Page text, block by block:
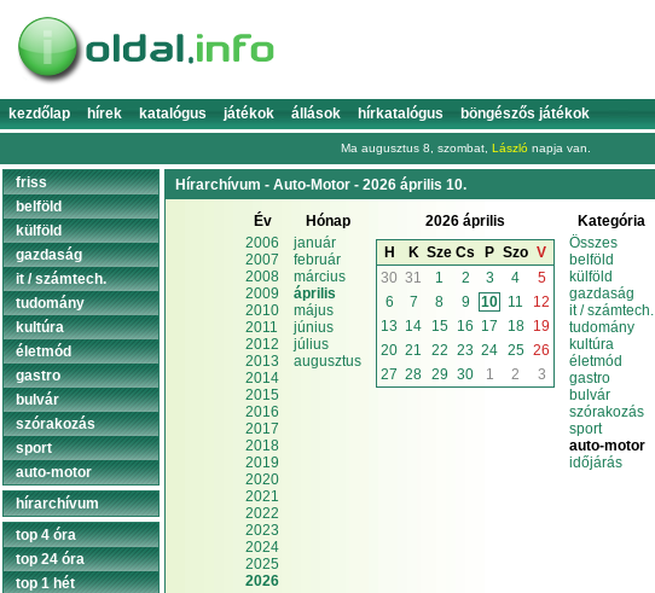
kezdőlap hírek katalógus játékok állások hírkatalógus böngészős játékok
Ma augusztus 8, szombat, László napja van.
Hírarchívum - Auto-Motor - 2026 április 10.
Év
2006
2007
2008
2009
2010
2011
2012
2013
2014
2015
2016
2017
2018
2019
2020
2021
2022
2023
2024
2025
2026
Hónap
január
február
március
április
május
június
július
augusztus
2026 április
H
K Sze Cs P Szo V
30 31 1 2 3 4
5
6
7 8 9 10 11
12
13 14 15 16 17 18
19
20 21 22 23 24 25 26
27 28 29 30 1 2 3
Kategória
Összes
belföld
külföld
gazdaság
it / számtech.
tudomány
kultúra
életmód
gastro
bulvár
szórakozás
sport
auto-motor
időjárás
friss
belföld
külföld
gazdaság
it / számtech.
tudomány
kultúra
életmód
gastro
bulvár
szórakozás
sport
auto-motor
hírarchívum
top 4 óra
top 24 óra
top 1 hét